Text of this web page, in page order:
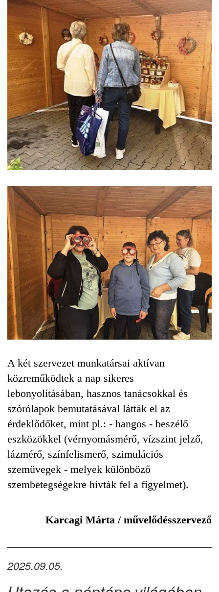
A két szervezet munkatársai aktívan
közreműködtek a nap sikeres
lebonyolításában, hasznos tanácsokkal és
szórólapok bemutatásával látták el az
érdeklődőket, mint pl.: - hangos - beszélő
eszközökkel (vérnyomásmérő, vízszint jelző,
lázmérő, színfelismerő, szimulációs
szemüvegek - melyek különböző
szembetegségekre hívták fel a figyelmet).
Karcagi Márta / művelődésszervező
2025.09.05.